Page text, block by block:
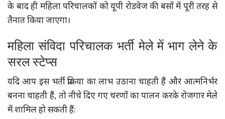
के बाद ही महिला परिचालकों को यूपी रोडवेज की बसों में पूरी तरह से
तैनात किया जाएगा।
महिला संविदा परिचालक भर्ती मेले में भाग लेने के
सरल स्टेप्स
यदि आप इस भर्ती प्रक्रिया का लाभ उठाना चाहती हैं और आत्मनिर्भर
बनना चाहती हैं, तो नीचे दिए गए चरणों का पालन करके रोजगार मेले
में शामिल हो सकती हैं: